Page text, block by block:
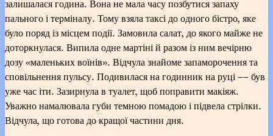
залишалася година. Вона не мала часу позбутися запаху
пального і терміналу. Тому взяла таксі до одного бістро, яке
було поряд із місцем події. Замовила салат, до якого майже не
доторкнулася. Випила одне мартіні й разом із ним вечірню
дозу «маленьких воїнів». Відчула знайоме запаморочення та
сповільнення пульсу. Подивилася на годинник на руці –– був
уже час іти. Зазирнула в туалет, щоб поправити макіяж.
Уважно намалювала губи темною помадою і підвела стрілки.
Відчула, що готова до кращої частини дня.